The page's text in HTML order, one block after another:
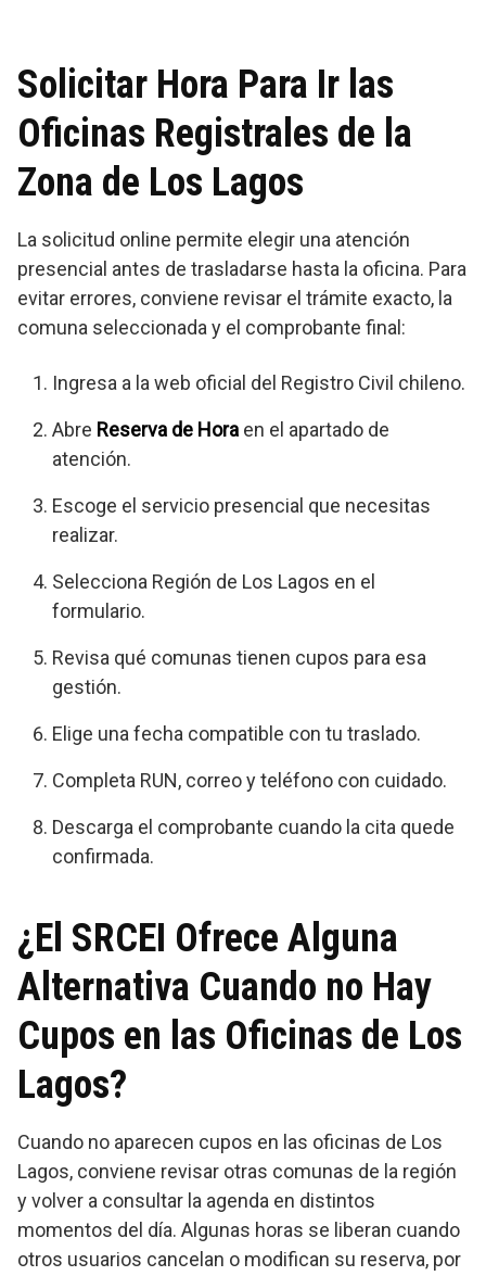
Solicitar Hora Para Ir las
Oficinas Registrales de la
Zona de Los Lagos
La solicitud online permite elegir una atención
presencial antes de trasladarse hasta la oficina. Para
evitar errores, conviene revisar el trámite exacto, la
comuna seleccionada y el comprobante final:
Ingresa a la web oficial del Registro Civil chileno.
Abre Reserva de Hora en el apartado de
atención.
Escoge el servicio presencial que necesitas
realizar.
Selecciona Región de Los Lagos en el
formulario.
Revisa qué comunas tienen cupos para esa
gestión.
Elige una fecha compatible con tu traslado.
Completa RUN, correo y teléfono con cuidado.
Descarga el comprobante cuando la cita quede
confirmada.
¿El SRCEI Ofrece Alguna
Alternativa Cuando no Hay
Cupos en las Oficinas de Los
Lagos?
Cuando no aparecen cupos en las oficinas de Los
Lagos, conviene revisar otras comunas de la región
y volver a consultar la agenda en distintos
momentos del día. Algunas horas se liberan cuando
otros usuarios cancelan o modifican su reserva, por